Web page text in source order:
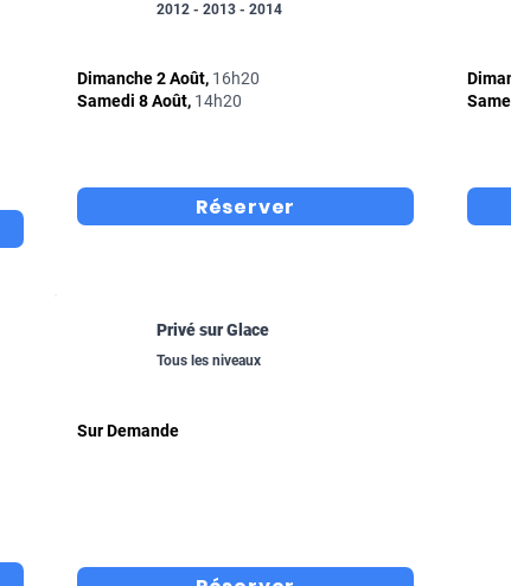
2012 - 2013 - 2014
Dimanche 2 Août, 16h20
Samedi 8 Août, 14h20
Réserver
Privé sur Glace
Tous les niveaux
Sur Demande